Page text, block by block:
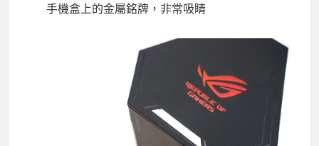
手機盒上的金屬銘牌，非常吸睛